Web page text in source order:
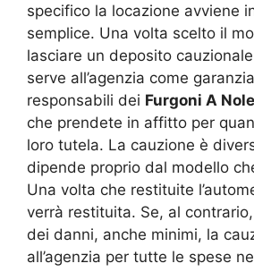
specifico la locazione avviene
semplice. Una volta scelto il
lasciare un deposito
serve all’agenzia come
responsabili dei Furgoni A
che prendete in affitto per
loro tutela. La cauzione è
dipende proprio dal modello
Una volta che restituite
verrà restituita. Se, al
dei danni, anche minimi, la
all’agenzia per tutte le spese